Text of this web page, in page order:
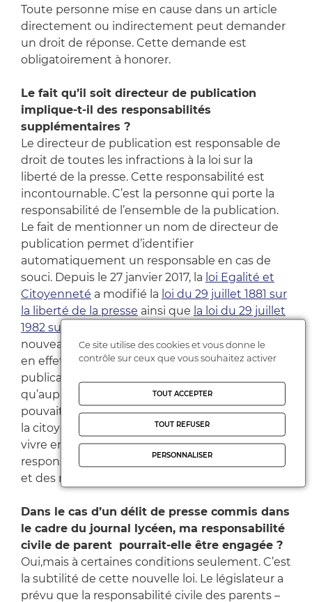
Toute personne mise en cause dans un article
directement ou indirectement peut demander
un droit de réponse. Cette demande est
obligatoirement à honorer.
Le fait qu’il soit directeur de publication
implique-t-il des responsabilités
supplémentaires ?
Le directeur de publication est responsable de
droit de toutes les infractions à la loi sur la
liberté de la presse. Cette responsabilité est
incontournable. C’est la personne qui porte la
responsabilité de l’ensemble de la publication.
Le fait de mentionner un nom de directeur de
publication permet d’identifier
automatiquement un responsable en cas de
souci. Depuis le 27 janvier 2017, la loi Egalité et
Citoyenneté a modifié la loi du 29 juillet 1881 sur
la liberté de la presse ainsi que la loi du 29 juillet
1982 sur la communication audiovisuelle
nouveauté de cette année : un journaliste peut,
en effet, être directeur ou codirecteur de
publication dès ses 16 ans révolus alors
qu’auparavant seule une personne majeure
pouvait l’être. Un nouveau pas vers l’éducation à
la citoyenneté pour apprendre aux élèves à
vivre en société et à devenir des citoyens
responsables et libres, conscients des principes
et des règles qui fondent la démocratie.
Dans le cas d’un délit de presse commis dans
le cadre du journal lycéen, ma responsabilité
civile de parent pourrait-elle être engagée ?
Oui,mais à certaines conditions seulement. C’est
la subtilité de cette nouvelle loi. Le législateur a
prévu que la responsabilité civile des parents –
Ce site utilise des cookies et vous donne le
contrôle sur ceux que vous souhaitez activer
TOUT ACCEPTER
TOUT REFUSER
PERSONNALISER